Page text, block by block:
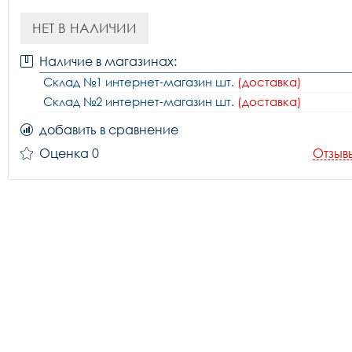
НЕТ В НАЛИЧИИ
Наличие в магазинах:
Склад №1 интернет-магазин шт. (доставка)
Склад №2 интернет-магазин шт. (доставка)
добавить в сравнение
Оценка 0